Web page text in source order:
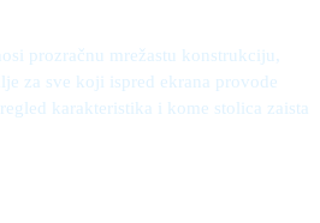
prozračnu mrežastu konstrukciju,
za sve koji ispred ekrana provode
karakteristika i kome stolica zaista